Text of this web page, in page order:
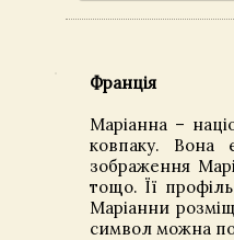
Франція
Маріанна –
ковпаку. Вона
зображення
тощо. Її
Маріанни
символ можна